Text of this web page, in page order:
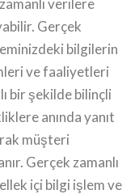
verilere
Gerçek
bilgilerin
ve faaliyetleri
bir şekilde bilinçli
anında yanıt
müşteri
Gerçek zamanlı
içi bilgi işlem ve